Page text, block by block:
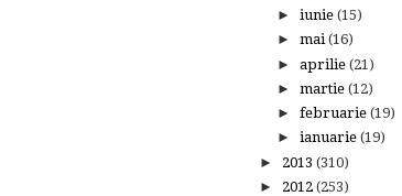
► iunie (15)
► mai(16)
► aprilie (21)
► martie (12)
► februarie (19)
► ianuarie (19)
► 2013 (310)
► 2012 (253)